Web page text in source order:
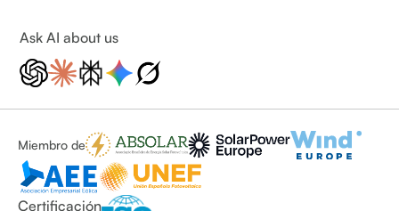
Ask AI about us
Miembro de
Certificación